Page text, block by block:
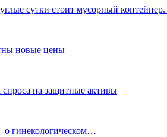
сутки стоит мусорный
новые цены
спроса на защитные активы
о гинекологическом…